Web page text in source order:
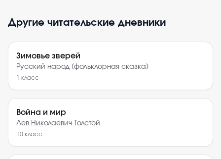
Другие читательские дневники
Зимовье зверей
Русский народ (фольклорная сказка)
1 класс
Война и мир
Лев Николаевич Толстой
10 класс